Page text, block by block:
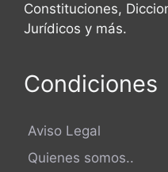
Constituciones,
Jurídicos y más.
Condiciones
Aviso Legal
Quienes somos..